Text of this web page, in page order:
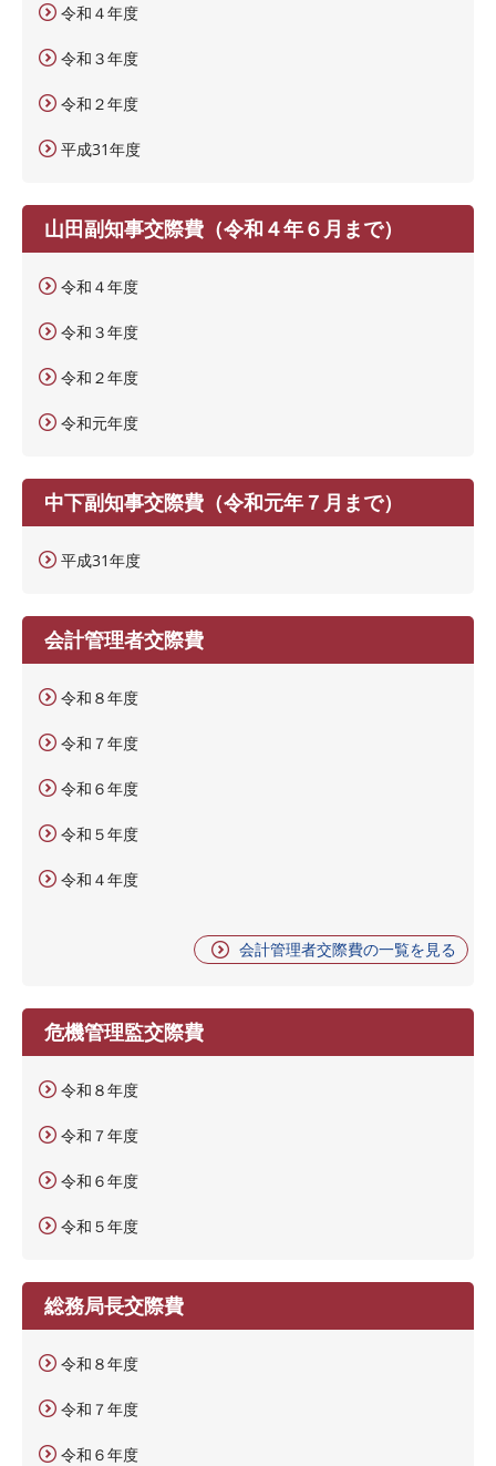
令和４年度
令和３年度
令和２年度
平成31年度
山田副知事交際費（令和４年６月まで）
令和４年度
令和３年度
令和２年度
令和元年度
中下副知事交際費（令和元年７月まで）
平成31年度
会計管理者交際費
令和８年度
令和７年度
令和６年度
令和５年度
令和４年度
会計管理者交際費の一覧を見る
危機管理監交際費
令和８年度
令和７年度
令和６年度
令和５年度
総務局長交際費
令和８年度
令和７年度
令和６年度